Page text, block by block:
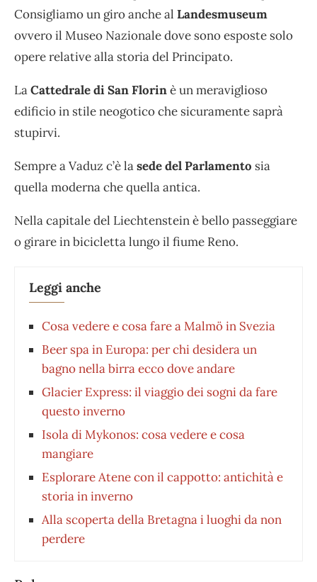
Consigliamo un giro anche al Landesmuseum
ovvero il Museo Nazionale dove sono esposte solo
opere relative alla storia del Principato.
LaCattedrale di San Florinè un meraviglioso
edificio in stile neogotico che sicuramente saprà
stupirvi.
Sempre a Vaduz c’è lasede del Parlamento sia
quella moderna che quella antica.
Nella capitale del Liechtenstein è bello passeggiare
o girare in bicicletta lungo il fiume Reno.
Leggi anche
Cosa vedere e cosa fare a Malmö in Svezia
Beer spa in Europa: per chi desidera un
bagno nella birra ecco dove andare
Glacier Express: il viaggio dei sogni da fare
questo inverno
Isola di Mykonos: cosa vedere e cosa
mangiare
Esplorare Atene con il cappotto: antichità e
storia in inverno
Alla scoperta della Bretagna i luoghi da non
perdere